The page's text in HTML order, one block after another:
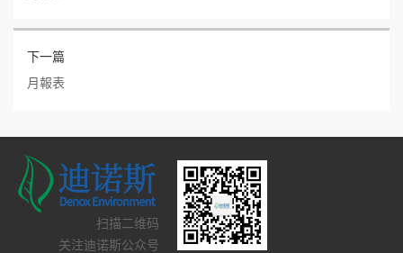
下一篇
月報表
扫描二维码
关注迪诺斯公众号